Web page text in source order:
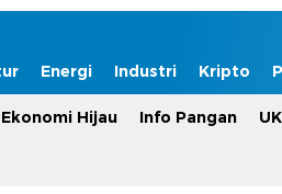
Energi Industri Kripto
Ekonomi Hijau Info Pangan